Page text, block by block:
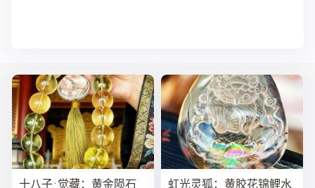
十八子·觉藏：黄金陨石
虹光灵狐：黄胶花锦鲤水